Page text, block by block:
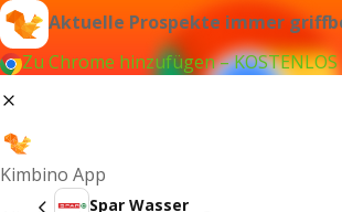
Aktuelle Prospekte immer
Zu Chrome hinzufügen – KOSTENLOS
Kimbino App
Spar Wasser